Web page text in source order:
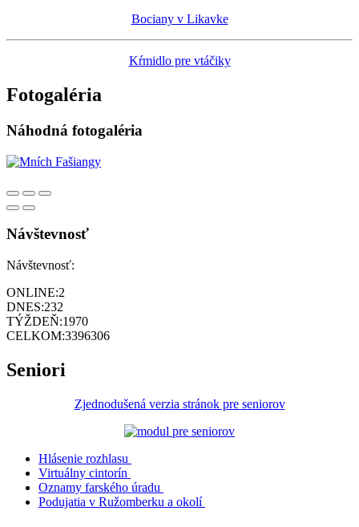
Bociany v Likavke
Kŕmidlo pre vtáčiky
Fotogaléria
Náhodná fotogaléria
Návštevnosť
Návštevnosť:
ONLINE:2
DNES:232
TÝŽDEŇ:1970
CELKOM:3396306
Seniori
Zjednodušená verzia stránok pre seniorov
Hlásenie rozhlasu
Virtuálny cintorín
Oznamy farského úradu
Podujatia v Ružomberku a okolí